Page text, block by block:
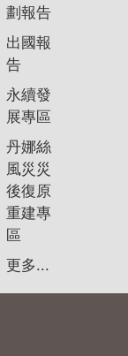
劃報告
出國報
告
永續發
展專區
丹娜絲
風災災
後復原
重建專
區
更多...